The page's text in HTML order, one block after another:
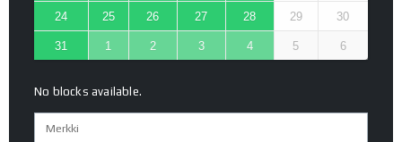
24 25 26 27 28 29 30
31 1 2 3 4 5 6
No blocks available.